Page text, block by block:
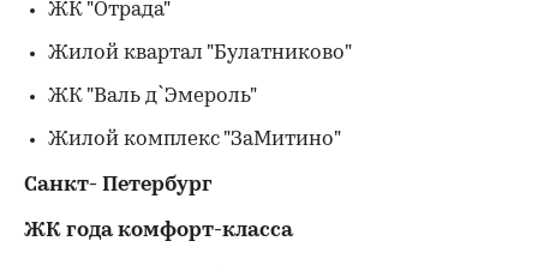
ЖК "Отрада"
Жилой квартал "Булатниково"
ЖК "Валь д`Эмероль"
Жилой комплекс "ЗаМитино"
Санкт- Петербург
ЖК года комфорт-класса